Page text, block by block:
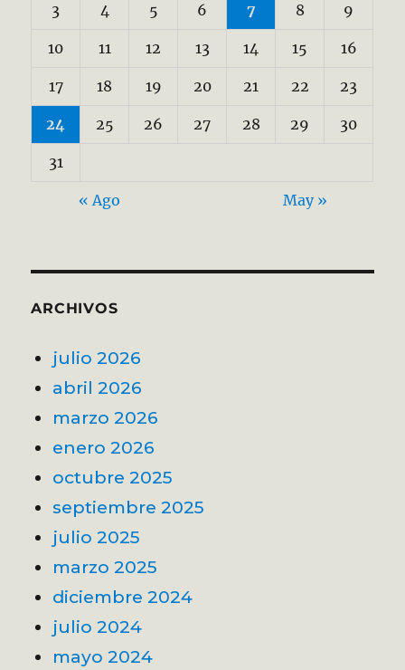
3 4 5 6 7 8 9
10 11 12 13 14 15 16
17 18 19 20 21 22 23
24 25 26 27 28 29 30
31
« Ago May »
ARCHIVOS
julio 2026
abril 2026
marzo 2026
enero 2026
octubre 2025
septiembre 2025
julio 2025
marzo 2025
diciembre 2024
julio 2024
mayo 2024